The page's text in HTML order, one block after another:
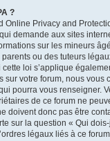
?
Online Privacy and
demande aux sites
sur les mineurs
ou des tuteurs
loi s’applique
sur votre forum, nous vous
pourra vous renseigner.
de ce forum ne
doivent donc pas être
sur la question « Qui
légaux liés à ce